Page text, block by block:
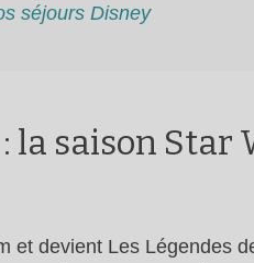
séjours Disney
la saison Star
et devient Les Légendes